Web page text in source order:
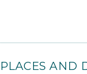
PLACES AND